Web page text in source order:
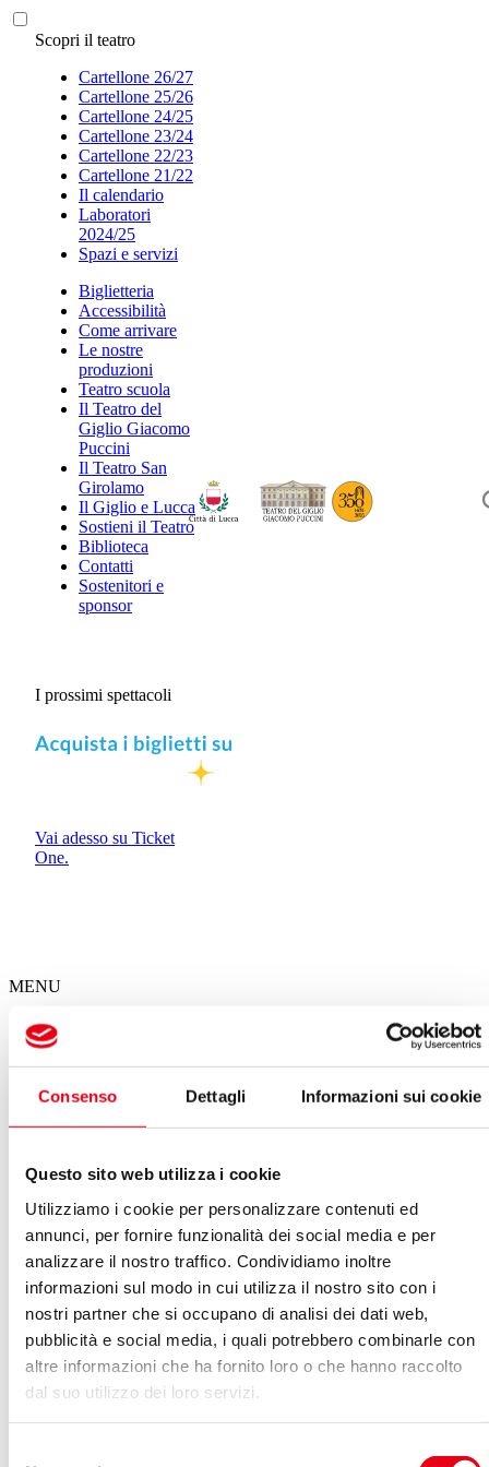
Consenso Dettagli Informazioni sui cookie
Questo sito web utilizza i cookie
Utilizziamo i cookie per personalizzare contenuti ed
annunci, per fornire funzionalità dei social media e per
analizzare il nostro traffico. Condividiamo inoltre
informazioni sul modo in cui utilizza il nostro sito con i
nostri partner che si occupano di analisi dei dati web,
pubblicità e social media, i quali potrebbero combinarle con
altre informazioni che ha fornito loro o che hanno raccolto
dal suo utilizzo dei loro servizi.
Scopri il teatro
Cartellone 26/27
Cartellone 25/26
Cartellone 24/25
Cartellone 23/24
Cartellone 22/23
Cartellone 21/22
Il calendario
Laboratori
2024/25
Spazi e servizi
Biglietteria
Accessibilità
Come arrivare
Le nostre
produzioni
Teatro scuola
Il Teatro del
Giglio Giacomo
Puccini
Il Teatro San
Girolamo
Il Giglio e Lucca
Sostieni il Teatro
Biblioteca
Contatti
Sostenitori e
sponsor
I prossimi spettacoli
Vai adesso su Ticket
One.
MENU
Il calendario degli spettacoli del Giglio
Spettacoli in questa settimana
VEDI ARCHIVIO SPETTACOLI
Agosto 2022
Vedi:
Calendario Lista
LUN MAR MER GIO VEN SAB DOM
01
02 03 04 05 06
07
08
09 10 11 12 13
14
15
16 17 18 19 20